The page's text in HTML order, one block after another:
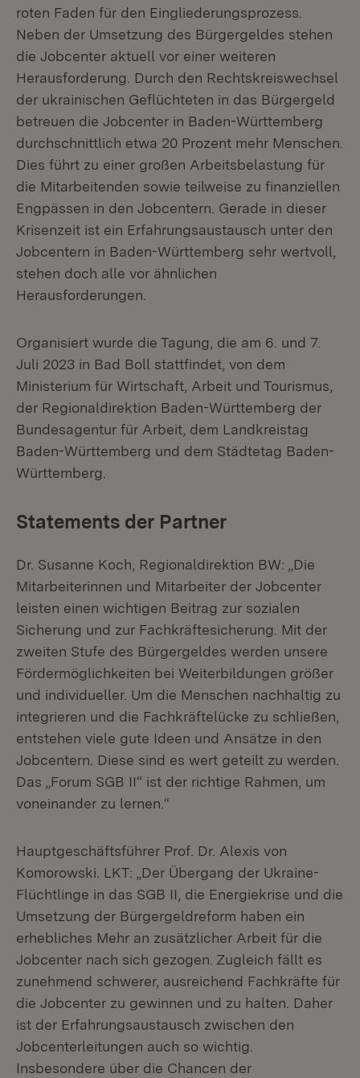
roten Faden für den Eingliederungsprozess.
Neben der Umsetzung des Bürgergeldes stehen
die Jobcenter aktuell vor einer weiteren
Herausforderung. Durch den Rechtskreiswechsel
der ukrainischen Geflüchteten in das Bürgergeld
betreuen die Jobcenter in Baden-Württemberg
durchschnittlich etwa 20 Prozent mehr Menschen.
Dies führt zu einer großen Arbeitsbelastung für
die Mitarbeitenden sowie teilweise zu finanziellen
Engpässen in den Jobcentern. Gerade in dieser
Krisenzeit ist ein Erfahrungsaustausch unter den
Jobcentern in Baden-Württemberg sehr wertvoll,
stehen doch alle vor ähnlichen
Herausforderungen.
Organisiert wurde die Tagung, die am 6. und 7.
Juli 2023 in Bad Boll stattfindet, von dem
Ministerium für Wirtschaft, Arbeit und Tourismus,
der Regionaldirektion Baden-Württemberg der
Bundesagentur für Arbeit, dem Landkreistag
Baden-Württemberg und dem Städtetag Baden-
Württemberg.
Statements der Partner
Dr. Susanne Koch, Regionaldirektion BW: „Die
Mitarbeiterinnen und Mitarbeiter der Jobcenter
leisten einen wichtigen Beitrag zur sozialen
Sicherung und zur Fachkräftesicherung. Mit der
zweiten Stufe des Bürgergeldes werden unsere
Fördermöglichkeiten bei Weiterbildungen größer
und individueller. Um die Menschen nachhaltig zu
integrieren und die Fachkräftelücke zu schließen,
entstehen viele gute Ideen und Ansätze in den
Jobcentern. Diese sind es wert geteilt zu werden.
Das „Forum SGB II“ ist der richtige Rahmen, um
voneinander zu lernen.“
Hauptgeschäftsführer Prof. Dr. Alexis von
Komorowski. LKT: „Der Übergang der Ukraine-
Flüchtlinge in das SGB II, die Energiekrise und die
Umsetzung der Bürgergeldreform haben ein
erhebliches Mehr an zusätzlicher Arbeit für die
Jobcenter nach sich gezogen. Zugleich fällt es
zunehmend schwerer, ausreichend Fachkräfte für
die Jobcenter zu gewinnen und zu halten. Daher
ist der Erfahrungsaustausch zwischen den
Jobcenterleitungen auch so wichtig.
Insbesondere über die Chancen der